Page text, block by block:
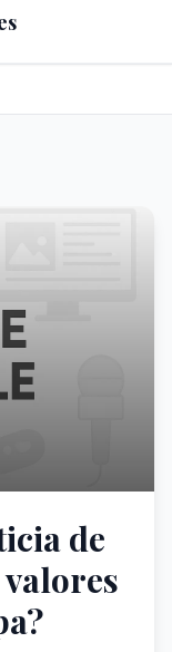
de